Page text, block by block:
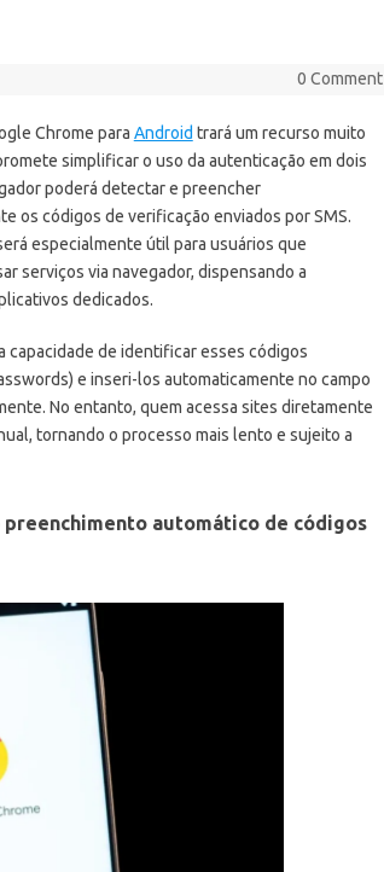
0 Comment
Chrome para Android trará um recurso muito
simplificar o uso da autenticação em dois
poderá detectar e preencher
os códigos de verificação enviados por SMS.
especialmente útil para usuários que
serviços via navegador, dispensando a
dedicados.
capacidade de identificar esses códigos
e inseri-los automaticamente no campo
No entanto, quem acessa sites diretamente
tornando o processo mais lento e sujeito a
automático de códigos